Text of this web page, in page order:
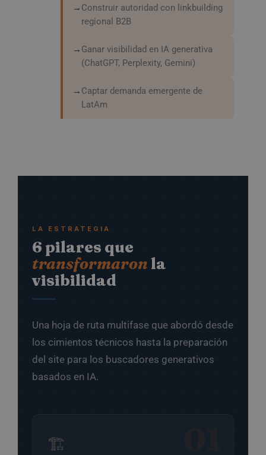
Construir autoridad con linkbuilding
regional B2B
Ganar visibilidad en IA generativa
(ChatGPT, Perplexity, Gemini)
Captar demanda emergente de
LatAm
LA ESTRATEGIA
6 pilares que
transformaronla
visibilidad
Una hoja de ruta multifase que abordó desde
los cimientos técnicos hasta la preparación
del site para los buscadores generativos
basados en IA.
🏗️